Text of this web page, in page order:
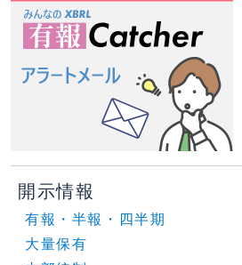
開示情報
有報・半報・四半期
大量保有